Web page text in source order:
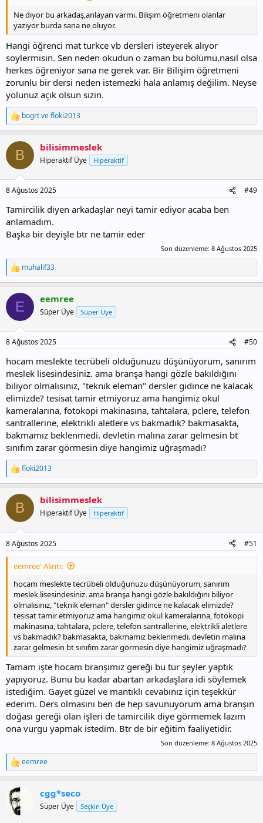
Ne diyor bu arkadaş,anlayan varmi. Bilişim öğretmeni olanlar
yaziyor burda sana ne oluyor.
Hangi öğrenci mat turkce vb dersleri isteyerek alıyor
soylermisin. Sen neden okudun o zaman bu bölümü,nasıl olsa
herkes öğreniyor sana ne gerek var. Bir Bilişim öğretmeni
zorunlu bir dersi neden istemezki hala anlamış değilim. Neyse
yolunuz açık olsun sizin.
T
e
k
l
bogrtvefloki2013
B bilisimmeslek
Hiperaktif Üye Hiperaktif
8 Ağustos 2025 #49
Tamircilik diyen arkadaşlar neyi tamir ediyor acaba ben
anlamadım.
Başka bir deyişle btr ne tamir eder
Son düzenleme: 8 Ağustos 2025
T
e
k
l
muhalif33
E eemree
Süper Üye Süper Üye
8 Ağustos 2025 #50
hocam meslekte tecrübeli olduğunuzu düşünüyorum, sanırım
meslek lisesindesiniz. ama branşa hangi gözle bakıldığını
biliyor olmalısınız, "teknik eleman" dersler gidince ne kalacak
elimizde? tesisat tamir etmiyoruz ama hangimiz okul
kameralarına, fotokopi makinasına, tahtalara, pclere, telefon
santrallerine, elektrikli aletlere vs bakmadık? bakmasakta,
bakmamız beklenmedi. devletin malına zarar gelmesin bt
sınıfım zarar görmesin diye hangimiz uğraşmadı?
T
e
k
l
floki2013
B bilisimmeslek
Hiperaktif Üye Hiperaktif
8 Ağustos 2025 #51
eemree' Alıntı:
hocam meslekte tecrübeli olduğunuzu düşünüyorum, sanırım
meslek lisesindesiniz. ama branşa hangi gözle bakıldığını biliyor
olmalısınız, "teknik eleman" dersler gidince ne kalacak elimizde?
tesisat tamir etmiyoruz ama hangimiz okul kameralarına, fotokopi
makinasına, tahtalara, pclere, telefon santrallerine, elektrikli aletlere
vs bakmadık? bakmasakta, bakmamız beklenmedi. devletin malına
zarar gelmesin bt sınıfım zarar görmesin diye hangimiz uğraşmadı?
Tamam işte hocam branşımız gereği bu tür şeyler yaptık
yapıyoruz. Bunu bu kadar abartan arkadaşlara idi söylemek
istediğim. Gayet güzel ve mantıklı cevabınız için teşekkür
ederim. Ders olmasını ben de hep savunuyorum ama branşın
doğası gereği olan işleri de tamircilik diye görmemek lazım
ona vurgu yapmak istedim. Btr de bir eğitim faaliyetidir.
Son düzenleme: 8 Ağustos 2025
T
e
k
i
eemree
cgg*seco
Süper Üye Seçkin Üye